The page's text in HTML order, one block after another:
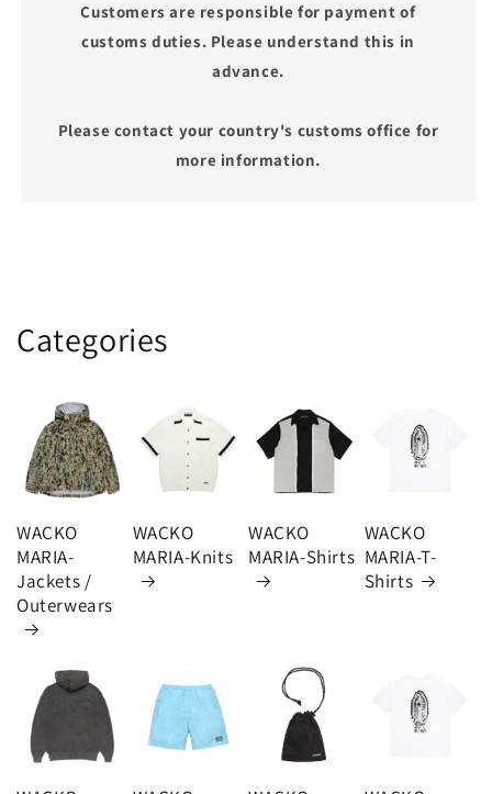
Customers are responsible for payment of
customs duties. Please understand this in
advance.
Please contact your country's customs office for
more information.
Categories
WACKO
MARIA-
Jackets /
Outerwears
WACKO
MARIA-Knits
WACKO
MARIA-Shirts
WACKO
MARIA-T-
Shirts